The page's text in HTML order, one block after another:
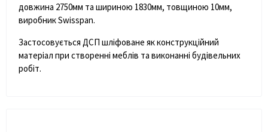
довжина 2750мм та шириною 1830мм, товщиною 10мм,
виробник Swisspan.
Застосовується ДСП шліфоване як конструкційний
матеріал при створенні меблів та виконанні будівельних
робіт.